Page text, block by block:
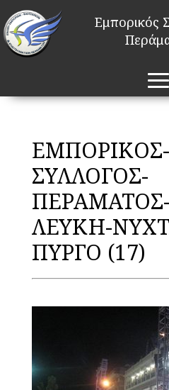
Εμπορικός
ΕΜΠΟΡΙΚΟΣ-
ΣΥΛΛΟΓΟΣ-
ΛΕΥΚΗ-
ΠΥΡΓΟ (17)